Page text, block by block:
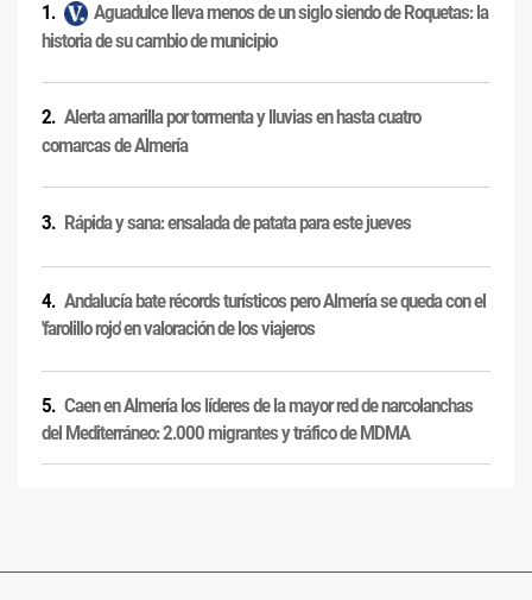
Aguadulce lleva menos de un siglo siendo de Roquetas: la
historia de su cambio de municipio
Alerta amarilla por tormenta y lluvias en hasta cuatro
comarcas de Almería
Rápida y sana: ensalada de patata para este jueves
Andalucía bate récords turísticos pero Almería se queda con el
'farolillo rojo' en valoración de los viajeros
Caen en Almería los líderes de la mayor red de narcolanchas
del Mediterráneo: 2.000 migrantes y tráfico de MDMA